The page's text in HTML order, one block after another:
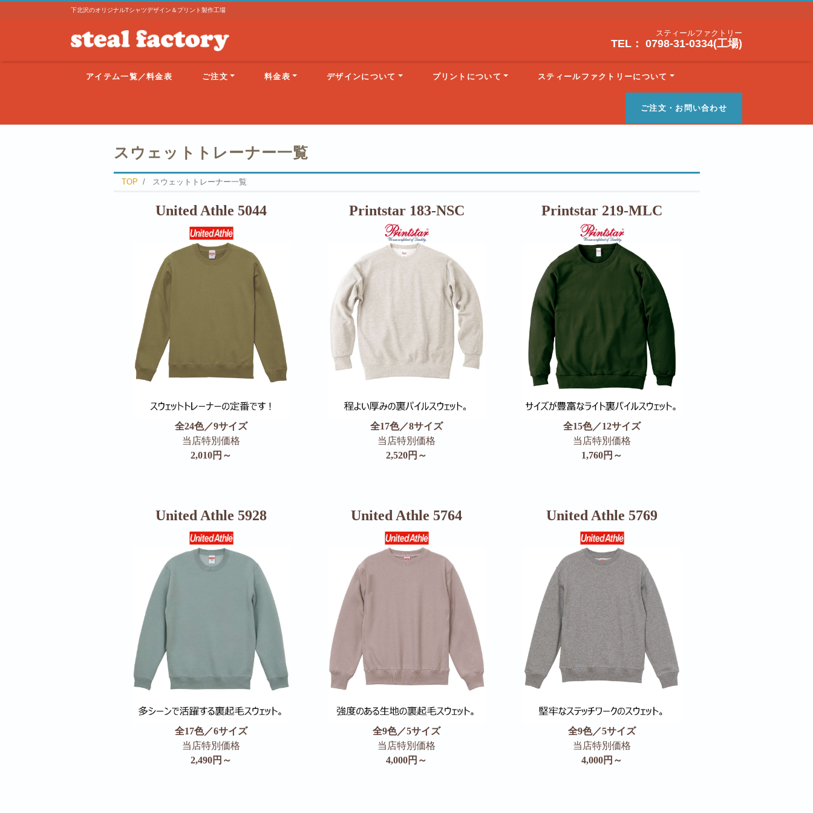
下北沢のオリジナルTシャツデザイン＆プリント製作工場
スティールファクトリー
TEL： 0798-31-0334(工場)
アイテム一覧／料金表 ご注文 料金表 デザインについて プリントについて スティールファクトリーについて
ご注文・お問い合わせ
スウェットトレーナー一覧
TOP スウェットトレーナー一覧
United Athle 5044
全24色／9サイズ
当店特別価格
2,010円～
Printstar 183-NSC
全17色／8サイズ
当店特別価格
2,520円～
Printstar 219-MLC
全15色／12サイズ
当店特別価格
1,760円～
United Athle 5928
全17色／6サイズ
当店特別価格
2,490円～
United Athle 5764
全9色／5サイズ
当店特別価格
4,000円～
United Athle 5769
全9色／5サイズ
当店特別価格
4,000円～